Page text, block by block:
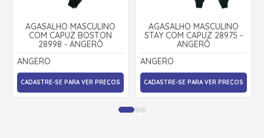
AGASALHO MASCULINO
COM CAPUZ BOSTON
28998 - ANGERÔ
ANGERO
CADASTRE-SE PARA VER PREÇOS
AGASALHO MASCULINO
STAY COM CAPUZ 28975 -
ANGERÔ
ANGERO
CADASTRE-SE PARA VER PREÇOS